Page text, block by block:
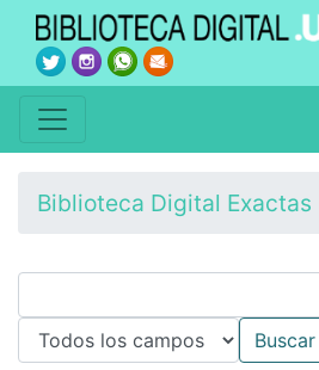
Biblioteca Digital Exactas